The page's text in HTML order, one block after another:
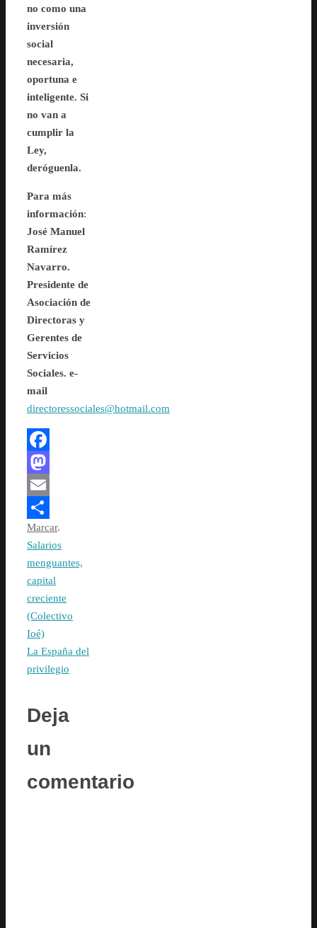
no como una
inversión
social
necesaria,
oportuna e
inteligente. Si
no van a
cumplir la
Ley,
deróguenla.
Para más
información:
José Manuel
Ramírez
Navarro.
Presidente de
Asociación de
Directoras y
Gerentes de
Servicios
Sociales. e-
mail
directoressociales@hotmail.com
Facebook
Mastodon
Email
Compartir
Marcar.
Salarios
menguantes,
capital
creciente
(Colectivo
Ioé)
La España del
privilegio
Deja
un
comentario